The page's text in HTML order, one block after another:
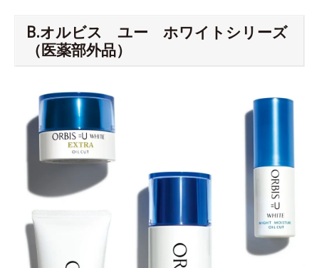
B.オルビス ユー ホワイトシリーズ
（医薬部外品）